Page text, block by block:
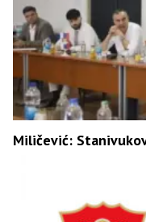
Miličević: